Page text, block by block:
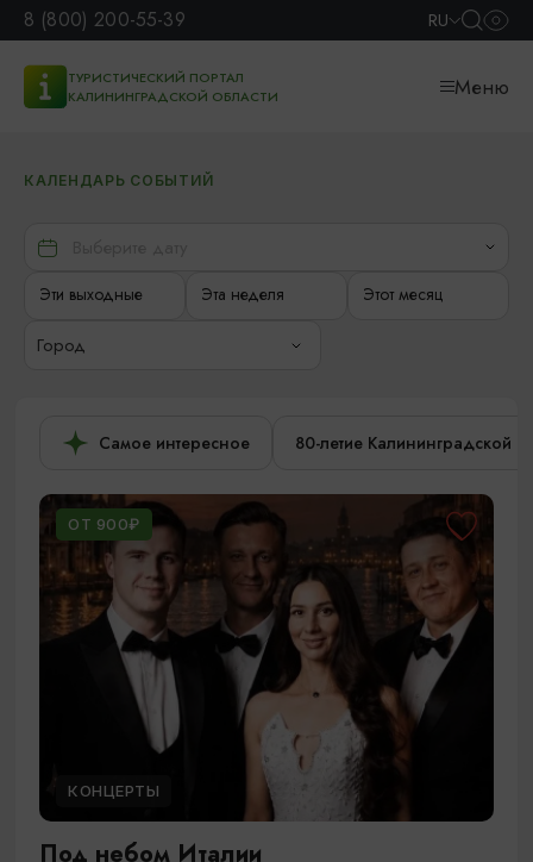
8 (800) 200-55-39 RU
ТУРИСТИЧЕСКИЙ ПОРТАЛ
КАЛИНИНГРАДСКОЙ ОБЛАСТИ
Меню
КАЛЕНДАРЬ СОБЫТИЙ
Эти выходные Эта неделя Этот месяц
Город
Самое интересное 80-летие Калининградской
ОТ 900₽
КОНЦЕРТЫ
Под небом Италии